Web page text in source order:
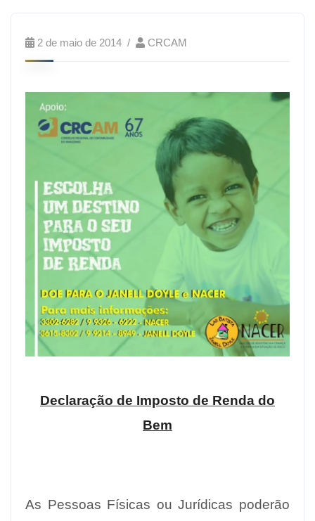
2 de maio de 2014 CRCAM
Declaração de Imposto de Renda do
Bem
As Pessoas Físicas ou Jurídicas poderão